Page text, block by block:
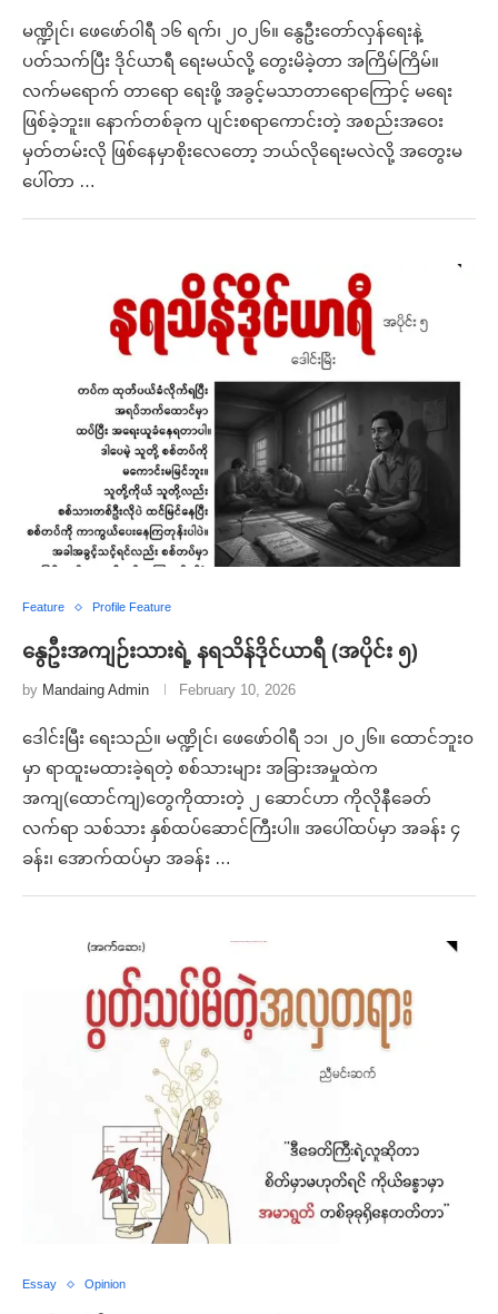
မဏ္ဍိုင်၊ ဖေဖော်ဝါရီ ၁၆ ရက်၊ ၂၀၂၆။ နွေဦးတော်လှန်ရေးနဲ့
ပတ်သက်ပြီး ဒိုင်ယာရီ ရေးမယ်လို့ တွေးမိခဲ့တာ အကြိမ်ကြိမ်။
လက်မရောက် တာရော ရေးဖို့ အခွင့်မသာတာရောကြောင့် မရေး
ဖြစ်ခဲ့ဘူး။ နောက်တစ်ခုက ပျင်းစရာကောင်းတဲ့ အစည်းအဝေး
မှတ်တမ်းလို ဖြစ်နေမှာစိုးလေတော့ ဘယ်လိုရေးမလဲလို့ အတွေးမ
ပေါ်တာ …
Feature Profile Feature
နွေဦးအကျဉ်းသားရဲ့ နရသိန်ဒိုင်ယာရီ (အပိုင်း ၅)
by Mandaing Admin February 10, 2026
ဒေါင်းမြီး ရေးသည်။ မဏ္ဍိုင်၊ ဖေဖော်ဝါရီ ၁၁၊ ၂၀၂၆။ ထောင်ဘူးဝ
မှာ ရာထူးမထားခဲ့ရတဲ့ စစ်သားများ အခြားအမှုထဲက
အကျ(ထောင်ကျ)တွေကိုထားတဲ့ ၂ ဆောင်ဟာ ကိုလိုနီခေတ်
လက်ရာ သစ်သား နှစ်ထပ်ဆောင်ကြီးပါ။ အပေါ်ထပ်မှာ အခန်း ၄
ခန်း၊ အောက်ထပ်မှာ အခန်း …
Essay Opinion